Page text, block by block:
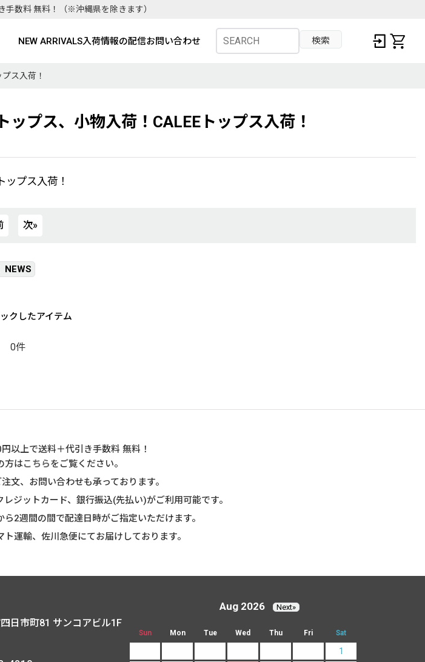
手数料 無料！ （※沖縄県を除きます）
NEW ARRIVALS入荷情報の配信お問い合わせ 検索
ス入荷！
ップス、小物入荷！CALEEトップス入荷！
ップス入荷！
次»
NEWS
クしたアイテム
0件
円以上で送料＋代引き手数料 無料！
方はこちらをご覧ください。
文、お問い合わせも承っております。
レジットカード、銀行振込(先払い)がご利用可能です。
ら2週間の間で配達日時がご指定いただけます。
ト運輸、佐川急便にてお届けしております。
日市町81 サンコアビル1F
Aug 2026 Next»
Sun Mon Tue Wed Thu Fri Sat
1